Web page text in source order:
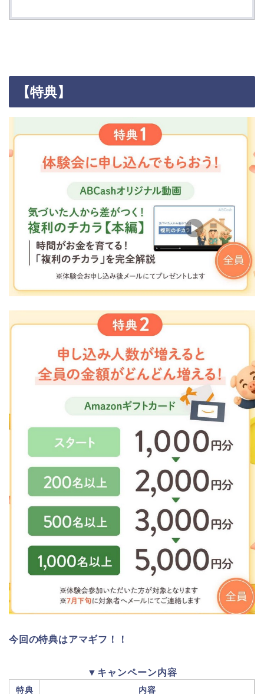
【特典】
今回の特典はアマギフ！！
▼キャンペーン内容
特典 内容